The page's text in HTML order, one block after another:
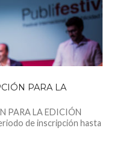
PARA LA
PARA LA EDICIÓN
de inscripción hasta